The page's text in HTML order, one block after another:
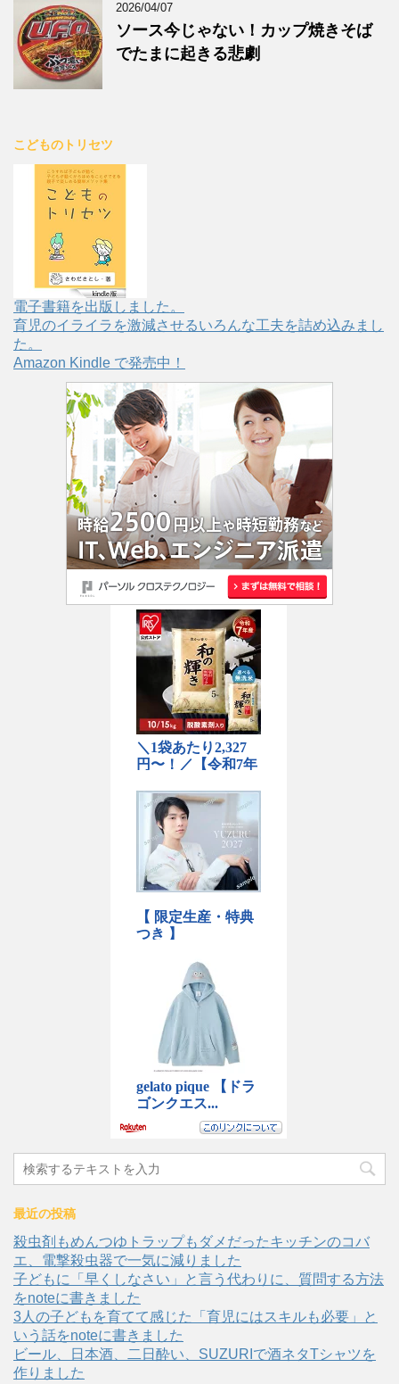
2026/04/07
ソース今じゃない！カップ焼きそば
でたまに起きる悲劇
こどものトリセツ
電子書籍を出版しました。
育児のイライラを激減させるいろんな工夫を詰め込みまし
た。
Amazon Kindle で発売中！
最近の投稿
殺虫剤もめんつゆトラップもダメだったキッチンのコバ
エ、電撃殺虫器で一気に減りました
子どもに「早くしなさい」と言う代わりに、質問する方法
をnoteに書きました
3人の子どもを育てて感じた「育児にはスキルも必要」と
いう話をnoteに書きました
ビール、日本酒、二日酔い、SUZURIで酒ネタTシャツを
作りました